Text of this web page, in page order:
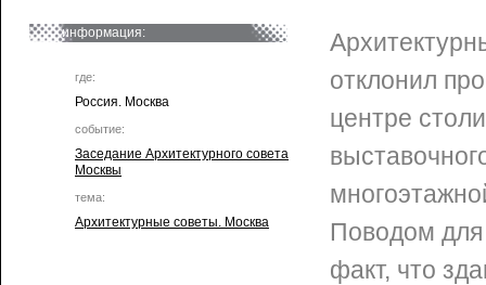
информация:
где:
Россия. Москва
событие:
Заседание Архитектурного совета
Москвы
тема:
Архитектурные советы. Москва
отклонил
центре
Поводом для
факт, что